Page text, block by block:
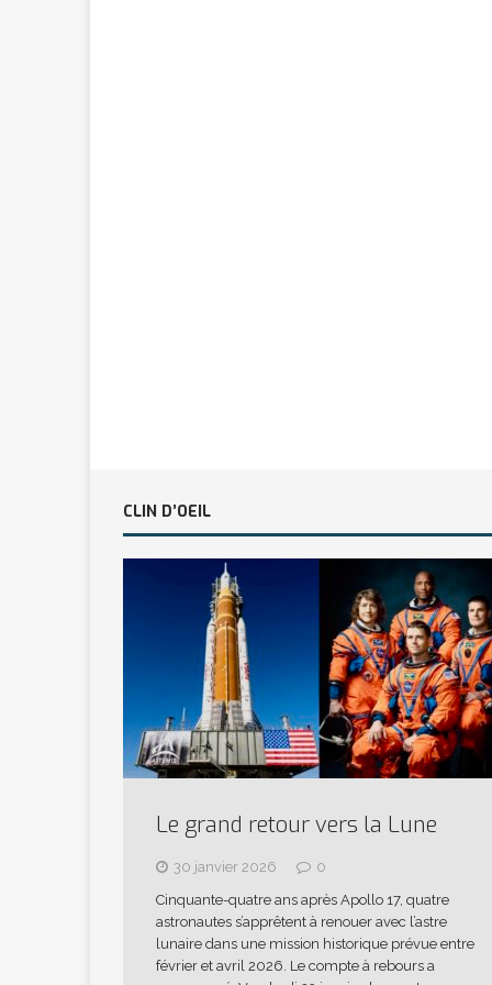
CLIN D’OEIL
Le grand retour vers la Lune
30 janvier 2026
0
Cinquante-quatre ans après Apollo 17, quatre
astronautes s’apprêtent à renouer avec l’astre
lunaire dans une mission historique prévue entre
février et avril 2026. Le compte à rebours a